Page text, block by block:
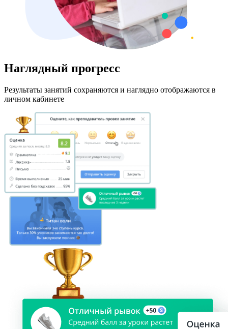
Наглядный прогресс
Результаты занятий сохраняются и наглядно отображаются в
личном кабинете